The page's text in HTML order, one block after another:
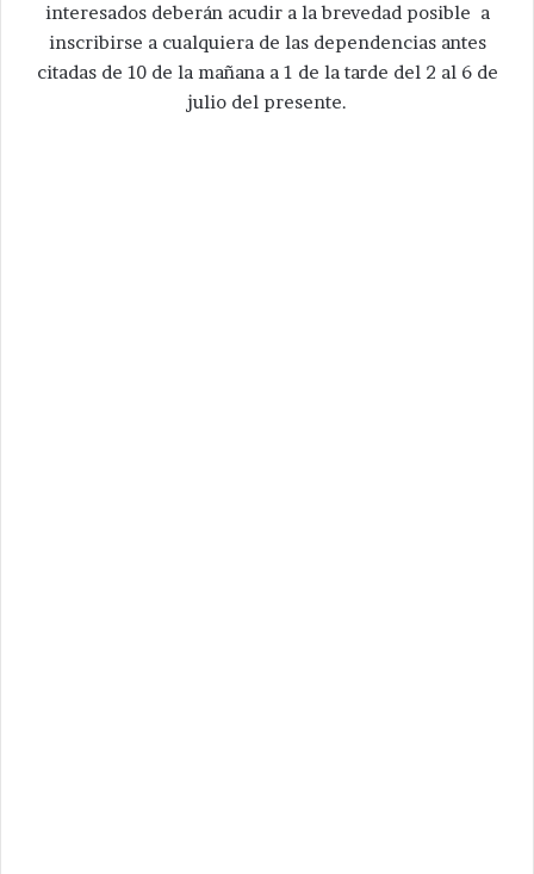
interesados deberán acudir a la brevedad posible a
inscribirse a cualquiera de las dependencias antes
citadas de 10 de la mañana a 1 de la tarde del 2 al 6 de
julio del presente.